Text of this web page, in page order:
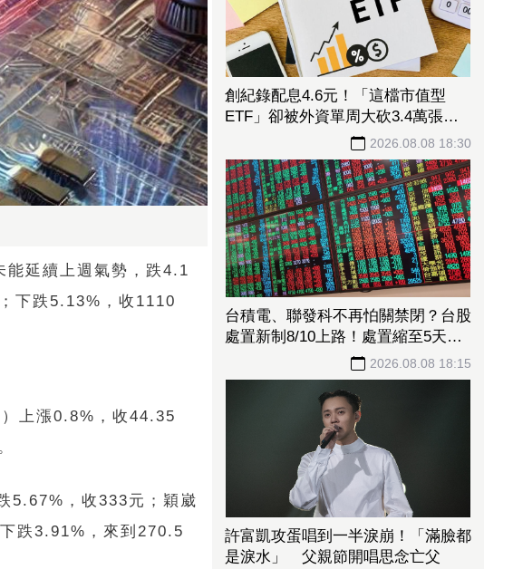
能延續上週氣勢，跌4.1
下跌5.13%，收1110
上漲0.8%，收44.35
5.67%，收333元；穎崴
跌3.91%，來到270.5
創紀錄配息4.6元！「這檔市值型
ETF」卻被外資單周大砍3.4萬張
00923豪配3.05元同被抽回2億元
2026.08.08 18:30
台積電、聯發科不再怕關禁閉？台股
處置新制8/10上路！處置縮至5天、2
2026.08.08 18:15
許富凱攻蛋唱到一半淚崩！「滿臉都
是淚水」 父親節開唱思念亡父